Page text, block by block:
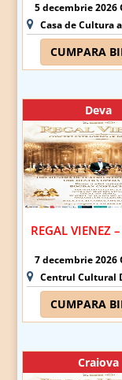
5 decembrie 2026
Casa de Cultura
CUMPARA
Deva
7 decembrie 2026
Centrul Cultural
CUMPARA
Craiova